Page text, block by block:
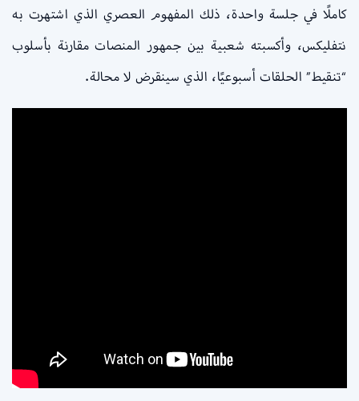
كاملًا في جلسة واحدة، ذلك المفهوم العصري الذي اشتهرت به
نتفليكس، وأكسبته شعبية بين جمهور المنصات مقارنة بأسلوب
“تنقيط” الحلقات أسبوعيًا، الذي سينقرض لا محالة.